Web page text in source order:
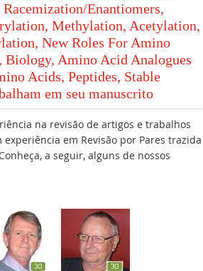
Enantiomers,
Methylation, Acetylation,
New Roles For Amino
Amino Acid Analogues
Acids, Peptides, Stable
em seu manuscrito
na revisão de artigos e trabalhos
em Revisão por Pares trazida
a seguir, alguns de nossos